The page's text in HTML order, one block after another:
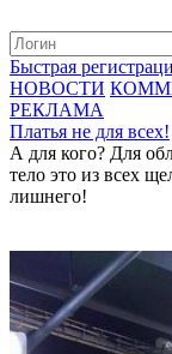
Быстрая
НОВОСТИ
РЕКЛАМА
Платья не для всех!
А для кого? Для
тело это из всех
лишнего!